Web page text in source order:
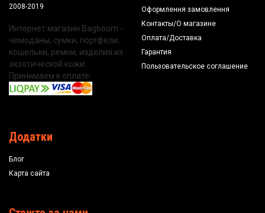
2008-2019
Интернет магазин Bagboom -
чемоданы, сумки, портфели,
кошельки, ремни, изделия из
экзотической кожи.
Принимаем к оплате:
Оформлення замовлення
Контакты/О магазине
Оплата/Доставка
Гарантия
Пользовательское соглашение
Додатки
Блог
Карта сайта